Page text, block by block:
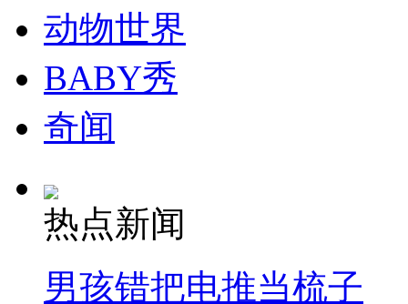
司机酒驾遇交警 急速倒车逃窜
动物世界
BABY秀
奇闻
热点新闻
男孩错把电推当梳子